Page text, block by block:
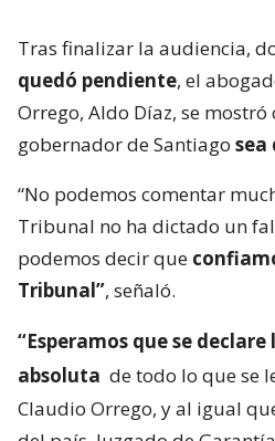
Tras finalizar la audiencia,
quedó pendiente, el
Orrego, Aldo Díaz, se
gobernador de Santiago sea
“No podemos comentar
Tribunal no ha dictado un
podemos decir que
Tribunal”, señaló.
“Esperamos que se declare
absoluta de todo lo que se
Claudio Orrego, y al igual